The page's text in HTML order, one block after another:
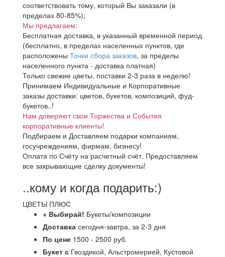
соответствовать тому, который Вы заказали (в
пределах 80-85%);
Мы предлагаем:
Бесплатная доставка, в указанный временной период
(бесплатно, в пределах населенных пунктов, где
расположены Точки сбора заказов, за пределы
населенного пункта - доставка платная)
Только свежие цветы, поставки 2-3 раза в неделю!
Принимаем Индивидуальные и Корпоративные
заказы доставки: цветов, букетов, композиций, фуд-
букетов..!
Нам доверяют свои Торжества и События
корпоративные клиенты!
Подбираем и Доставляем подарки компаниям,
госучреждениям, фирмам, бизнесу!
Оплата по Счёту на расчетный счёт. Предоставляем
все закрывающие сделку документы!
..кому и когда подарить:)
ЦВЕТЫ ПЛЮС
+ Выбирай! Букеты/композиции
Доставка сегодня-завтра, за 2-3 дня
По цене 1500 - 2500 руб.
Букет с Гвоздикой, Альстромерией, Кустовой